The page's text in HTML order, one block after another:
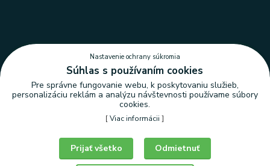
Nastavenie ochrany súkromia
Nastavenie ochrany súkromia
Súhlas s používaním cookies
Pre správne fungovanie webu, k poskytovaniu služieb,
personalizáciu reklám a analýzu návštevnosti používame súbory
cookies.
[Viac informácii ]
Odmietnuť
Prijať všetko